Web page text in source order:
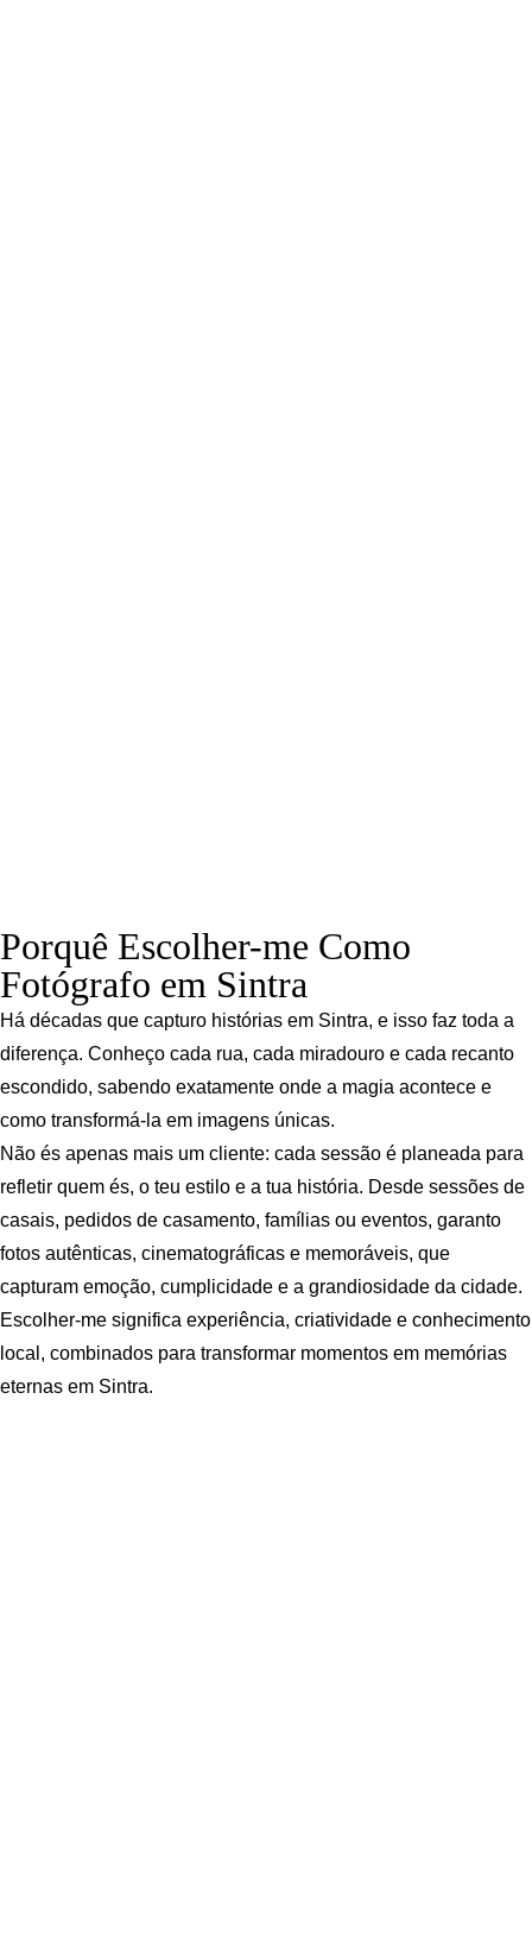
Porquê Escolher-me Como
Fotógrafo em Sintra
Há décadas que capturo histórias em Sintra, e isso faz toda a
diferença. Conheço cada rua, cada miradouro e cada recanto
escondido, sabendo exatamente onde a magia acontece e
como transformá-la em imagens únicas.
Não és apenas mais um cliente: cada sessão é planeada para
refletir quem és, o teu estilo e a tua história. Desde sessões de
casais, pedidos de casamento, famílias ou eventos, garanto
fotos autênticas, cinematográficas e memoráveis, que
capturam emoção, cumplicidade e a grandiosidade da cidade.
Escolher-me significa experiência, criatividade e conhecimento
local, combinados para transformar momentos em memórias
eternas em Sintra.